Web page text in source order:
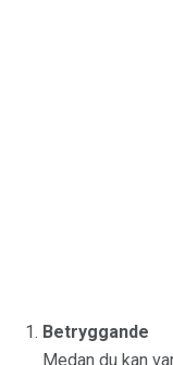
Betryggande
Medan du kan